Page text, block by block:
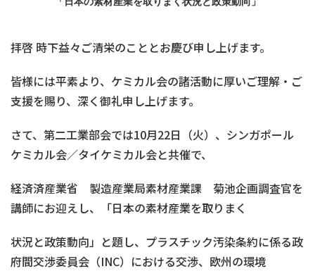
拝啓 時下益々ご清栄のこととお慶び申し上げます。
皆様には平素より、ケミカル会の諸活動に厚いご理解・ご
支援を賜り、深く御礼申し上げます。
さて、第二工業部会では10月22日（火）、シンガポール
ケミカル会／タイケミカル会と共催で、
経済済産業省 製造産業局素材産業課 菊池企画調査官を
講師にお迎えし、「日本の素材産業を取りまく
状況と政策動向」と題し、プラスチック汚染条約に係る政
府間交渉委員会（INC）における交渉、欧州の環境